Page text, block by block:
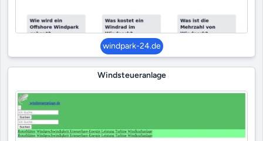
windpark-24.de
Windsteueranlage